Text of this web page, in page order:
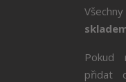
Pokud
přidat